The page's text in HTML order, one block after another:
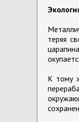
теряя
К тому